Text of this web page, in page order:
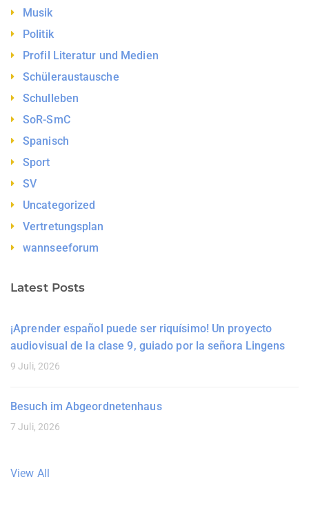
Musik
Politik
Profil Literatur und Medien
Schüleraustausche
Schulleben
SoR-SmC
Spanisch
Sport
SV
Uncategorized
Vertretungsplan
wannseeforum
Latest Posts
¡Aprender español puede ser riquísimo! Un proyecto
audiovisual de la clase 9, guiado por la señora Lingens
9 Juli, 2026
Besuch im Abgeordnetenhaus
7 Juli, 2026
View All